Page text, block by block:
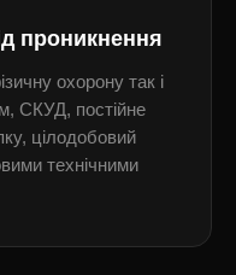
проникнення
охорону так і
СКУД, постійне
цілодобовий
технічними